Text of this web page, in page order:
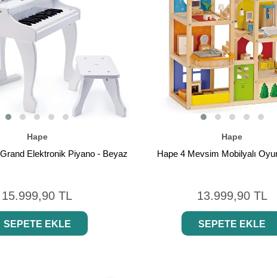
Hape
Elektronik Piyano - Beyaz
15.999,90 TL
SEPETE EKLE
Hape
Hape 4 Mevsim Mobilyalı
13.999,90 TL
SEPETE EKLE